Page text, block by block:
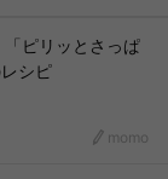
「ピリッとさっぱ
シピ
momo